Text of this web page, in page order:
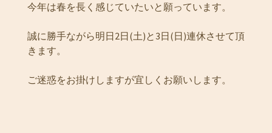
今年は春を長く感じていたいと願っています。
誠に勝手ながら明日2日(土)と3日(日)連休させて頂
きます。
ご迷惑をお掛けしますが宜しくお願いします。